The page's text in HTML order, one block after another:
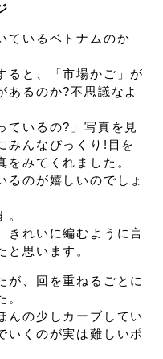
ているベトナムのか
ると、
「市場かご」が
あるのか?不思議なよ
ているの?」 写真を見
みんなびっくり! 目を
をみてくれました。
るのが嬉しいのでしょ
。
きれいに編むように言
と思います。
が、 回を重ねるごとに
。
んの少しカーブしてい
いくのが実は難しいポ